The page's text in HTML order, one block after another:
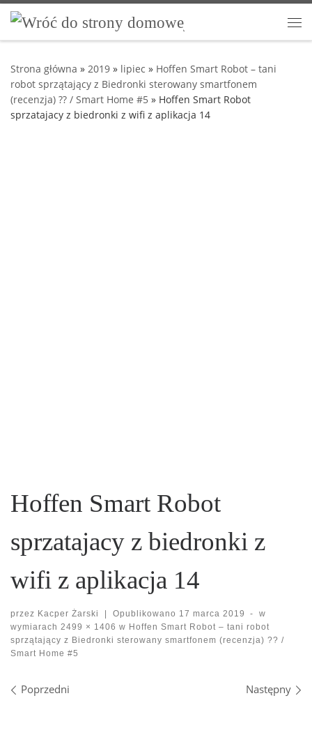
Przejdź do treści
Strona główna » 2019 » lipiec » Hoffen Smart Robot – tani
robot sprzątający z Biedronki sterowany smartfonem
(recenzja) ?? / Smart Home #5 » Hoffen Smart Robot
sprzatajacy z biedronki z wifi z aplikacja 14
Hoffen Smart Robot
sprzatajacy z biedronki z
wifi z aplikacja 14
przez Kacper Żarski | Opublikowano 17 marca 2019 -
w
wymiarach 2499 × 1406 w Hoffen Smart Robot – tani robot
sprzątający z Biedronki sterowany smartfonem (recenzja) ?? /
Smart Home #5
Nawigacja po obrazach
Poprzedni Następny